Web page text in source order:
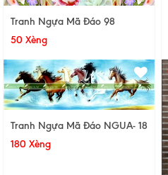
Tranh Ngựa Mã Đáo 98
50 Xèng
Tranh Ngựa Mã Đáo NGUA- 18
180 Xèng